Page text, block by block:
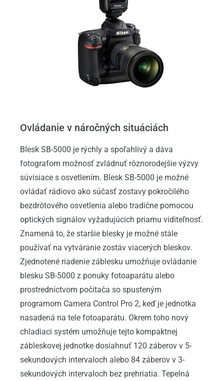
Ovládanie v náročných situáciách
Blesk SB-5000 je rýchly a spoľahlivý a dáva
fotografom možnosť zvládnuť rôznorodejšie výzvy
súvisiace s osvetlením. Blesk SB-5000 je možné
ovládať rádiovo ako súčasť zostavy pokročilého
bezdrôtového osvetlenia alebo tradične pomocou
optických signálov vyžadujúcich priamu viditeľnosť.
Znamená to, že staršie blesky je možné stále
používať na vytváranie zostáv viacerých bleskov.
Zjednotené riadenie záblesku umožňuje ovládanie
blesku SB-5000 z ponuky fotoaparátu alebo
prostredníctvom počítača so spusteným
programom Camera Control Pro 2, keď je jednotka
nasadená na tele fotoaparátu. Okrem toho nový
chladiaci systém umožňuje tejto kompaktnej
zábleskovej jednotke dosiahnuť 120 záberov v 5-
sekundových intervaloch alebo 84 záberov v 3-
sekundových intervaloch bez prehriatia. Tepelná